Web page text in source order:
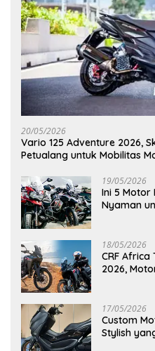
20/05/2026
Vario 125 Adventure 2026,
Petualang untuk Mobilitas
19/05/2026
Ini 5 Motor
Nyaman
18/05/2026
CRF Africa
2026,
17/05/2026
Custom
Stylish